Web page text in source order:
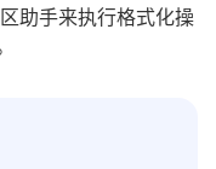
助手来执行格式化操